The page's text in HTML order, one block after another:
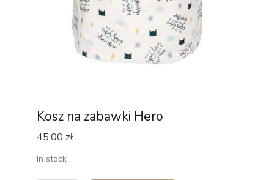
Kosz na zabawki Hero
45,00 zł
In stock